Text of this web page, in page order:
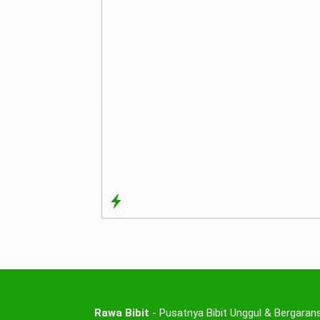
Rawa Bibit - Pusatnya Bibit Unggul &